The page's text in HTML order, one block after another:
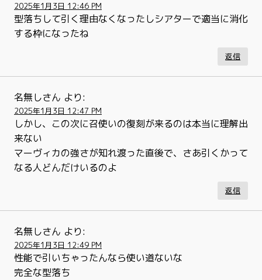
2025年1月3日 12:46 PM
型落ちして引く理由なくなったしシアターで適当に消化
する枠になったね
返信
名無しさん より:
2025年1月3日 12:47 PM
しかし、この次に召使いの復刻が来るのは本当に理解出
来ない
マーヴィカの強さが知れ渡った直後で、さあ引くかって
なる人どんだけいるのよ
返信
名無しさん より:
2025年1月3日 12:49 PM
性能で引いちゃったんなら使い道ないな
完全な型落ち